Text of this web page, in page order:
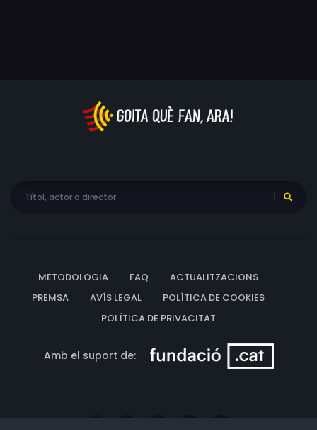
METODOLOGIA FAQ
ACTUALITZACIONS
PREMSA
AVÍS LEGAL
POLÍTICA DE COOKIES
POLÍTICA DE PRIVACITAT
Amb el suport de: